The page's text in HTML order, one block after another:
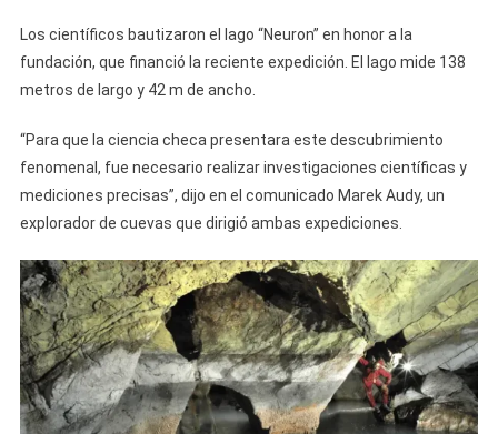
Los científicos bautizaron el lago “Neuron” en honor a la
fundación, que financió la reciente expedición. El lago mide 138
metros de largo y 42 m de ancho.
“Para que la ciencia checa presentara este descubrimiento
fenomenal, fue necesario realizar investigaciones científicas y
mediciones precisas”, dijo en el comunicado Marek Audy, un
explorador de cuevas que dirigió ambas expediciones.